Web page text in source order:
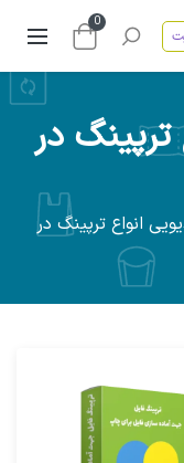
0
در
انواع ترپینگ در